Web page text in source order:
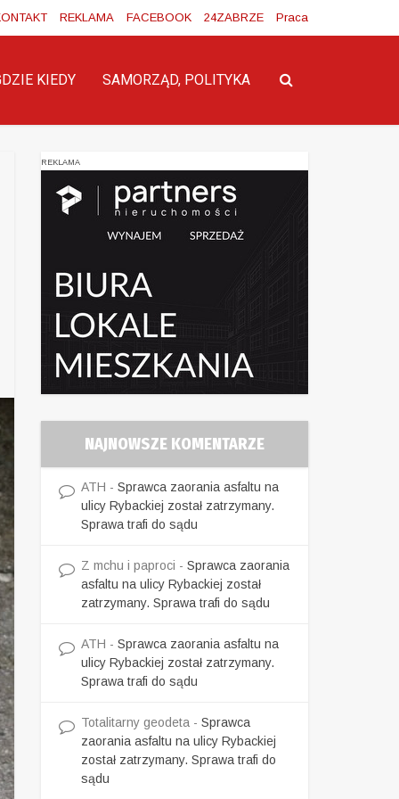
REKLAMA FACEBOOK 24ZABRZE Praca
KIEDY SAMORZĄD, POLITYKA
REKLAMA
NAJNOWSZE KOMENTARZE
ATH - Sprawca zaorania asfaltu na
ulicy Rybackiej został zatrzymany.
Sprawa trafi do sądu
Z mchu i paproci - Sprawca zaorania
asfaltu na ulicy Rybackiej został
zatrzymany. Sprawa trafi do sądu
ATH - Sprawca zaorania asfaltu na
ulicy Rybackiej został zatrzymany.
Sprawa trafi do sądu
Totalitarny geodeta - Sprawca
zaorania asfaltu na ulicy Rybackiej
został zatrzymany. Sprawa trafi do
sądu